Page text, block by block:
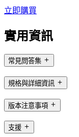
立即購買
實用資訊
常見問答集
規格與詳細資訊
版本注意事項
支援